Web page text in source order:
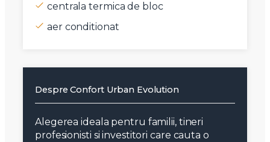
centrala termica de bloc
aer conditionat
Despre Confort Urban Evolution
Alegerea ideala pentru familii, tineri
profesionisti si investitori care cauta o